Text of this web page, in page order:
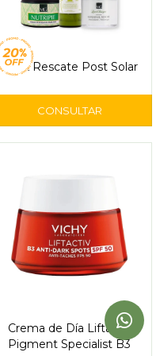
Pack Rescate Post Solar
Crema de Día Liftactiv
Pigment Specialist B3